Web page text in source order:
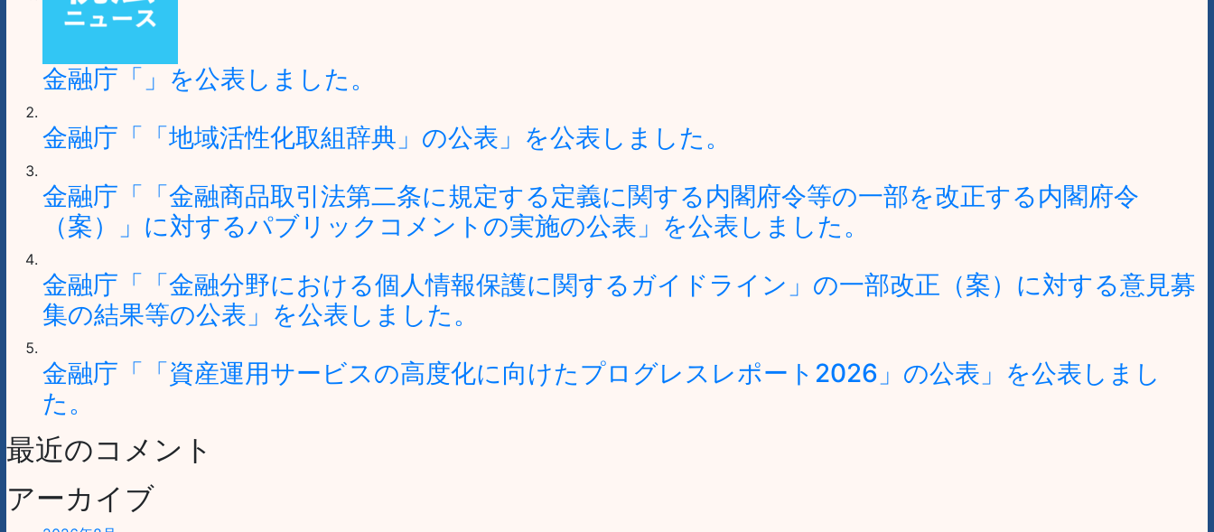
金融庁「」を公表しました。
金融庁「「地域活性化取組辞典」の公表」を公表しました。
金融庁「「金融商品取引法第二条に規定する定義に関する内閣府令等の一部を改正する内閣府令
（案）」に対するパブリックコメントの実施の公表」を公表しました。
金融庁「「金融分野における個人情報保護に関するガイドライン」の一部改正（案）に対する意見募
集の結果等の公表」を公表しました。
金融庁「「資産運用サービスの高度化に向けたプログレスレポート2026」の公表」を公表しまし
た。
最近のコメント
アーカイブ